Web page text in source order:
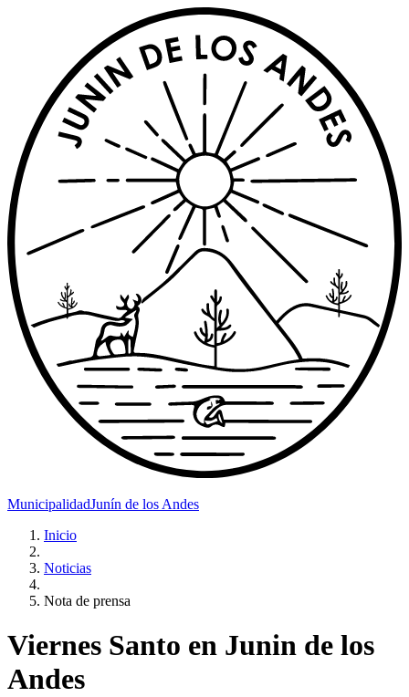
MunicipalidadJunín de los Andes
Inicio
Noticias
Nota de prensa
Viernes Santo en Junin de los
Andes